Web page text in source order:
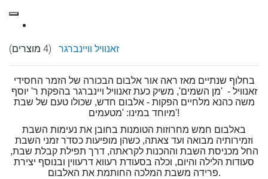
זאנוויל וויינברגר (4 מוצרים)
בחלוף שנתיים מאז ראה אור אלבום הבכורה של הזמר החסידי
זאנוויל - 'מן השמים', משיק כעת זאנוויל ויינברגר בהפקת ר' יוסף
משה כהנא מלחיים הפקות - אלבום חדש, שכולו טעם של שבת
מיוחד במינו: 'מטעמים'!
באלבום חמש מחרוזות הטומנות בחובן את נעימות השבת
וזמירותיה מבואה ועד צאתה, כשהן מופיעות כסדר זמני השבת
החל מכניסת השבת וההכנות לקראתה, דרך תפילת קבלת שבת,
סעודות הלילה והיום, וכלה בסעודת רעווא דרעווין ובנוסף יצירת
פרידה משבת המלכה החותמת את האלבום.